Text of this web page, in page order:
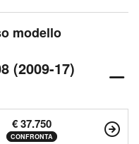
modello
(2009-17)
€ 37.750
CONFRONTA